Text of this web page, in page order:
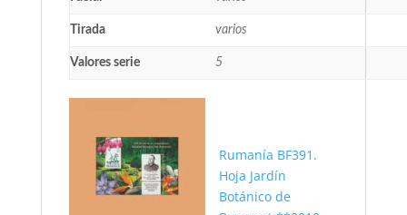
Tirada varios
Valores serie 5
Rumanía BF391.
Hoja Jardín
Botánico de